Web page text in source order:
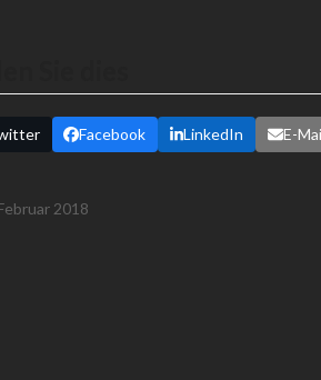
Facebook LinkedIn E-
2018